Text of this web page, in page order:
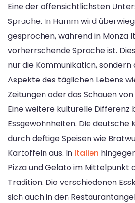
Eine der offensichtlichsten
Sprache. In Hamm wird
gesprochen, während in Monza
vorherrschende Sprache ist.
nur die Kommunikation, sondern
Aspekte des täglichen Lebens
Zeitungen oder das Schauen
Eine weitere kulturelle Differenz
Essgewohnheiten. Die deutsche
durch deftige Speisen wie
Kartoffeln aus. In Italien
Pizza und Gelato im Mittelpunkt
Tradition. Die verschiedenen
sich auch in den